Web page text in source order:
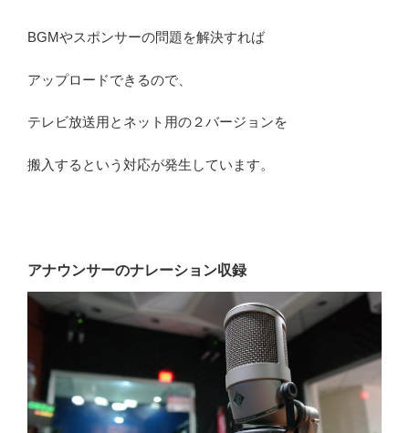
BGMやスポンサーの問題を解決すれば
アップロードできるので、
テレビ放送用とネット用の２バージョンを
搬入するという対応が発生しています。
アナウンサーのナレーション収録